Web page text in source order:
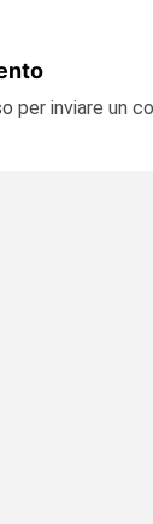
per inviare un